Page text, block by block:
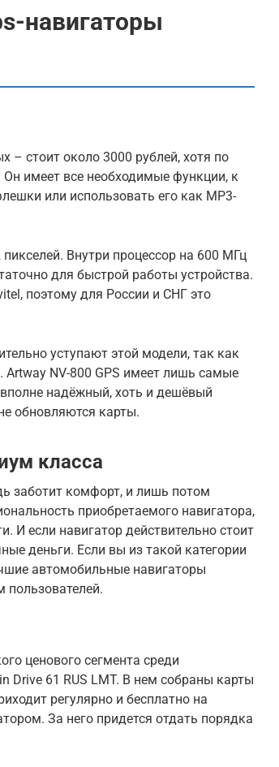
навигаторы
– стоит около 3000 рублей, хотя по
имеет все необходимые функции, к
или использовать его как MP3-
Внутри процессор на 600 МГц
для быстрой работы устройства.
поэтому для России и СНГ это
уступают этой модели, так как
NV-800 GPS имеет лишь самые
надёжный, хоть и дешёвый
обновляются карты.
класса
заботит комфорт, и лишь потом
приобретаемого навигатора,
И если навигатор действительно стоит
деньги. Если вы из такой категории
автомобильные навигаторы
пользователей.
ценового сегмента среди
Drive 61 RUS LMT. В нем собраны карты
регулярно и бесплатно на
За него придется отдать порядка